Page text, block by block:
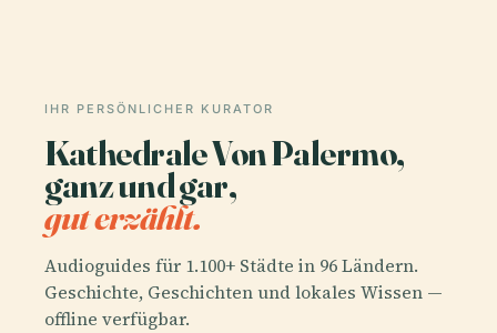
IHR PERSÖNLICHER KURATOR
Kathedrale Von Palermo,
ganz und gar,
gut erzählt.
Audioguides für 1.100+ Städte in 96 Ländern.
Geschichte, Geschichten und lokales Wissen —
offline verfügbar.